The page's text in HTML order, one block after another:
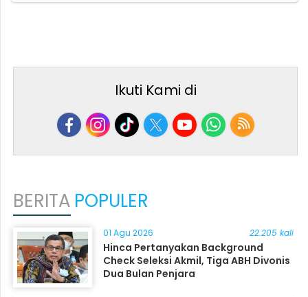
Ikuti Kami di
BERITA POPULER
01 Agu 2026 22.205 kali
Hinca Pertanyakan Background
Check Seleksi Akmil, Tiga ABH Divonis
Dua Bulan Penjara